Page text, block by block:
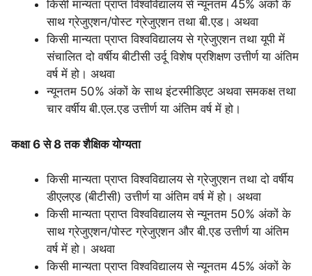
किसी मान्यता प्राप्त विश्वविद्यालय से न्यूनतम 45% अंकों के
साथ ग्रेजुएशन/पोस्ट ग्रेजुएशन तथा बी.एड। अथवा
किसी मान्यता प्राप्त विश्वविद्यालय से ग्रेजुएशन तथा यूपी में
संचालित दो वर्षीय बीटीसी उर्दू विशेष प्रशिक्षण उत्तीर्ण या अंतिम
वर्ष में हो। अथवा
न्यूनतम 50% अंकों के साथ इंटरमीडिएट अथवा समकक्ष तथा
चार वर्षीय बी.एल.एड उत्तीर्ण या अंतिम वर्ष में हो।
कक्षा 6 से 8 तकशैक्षिकयोग्यता
किसी मान्यता प्राप्त विश्वविद्यालय से ग्रेजुएशन तथा दो वर्षीय
डीएलएड (बीटीसी) उत्तीर्ण या अंतिम वर्ष में हो। अथवा
किसी मान्यता प्राप्त विश्वविद्यालय से न्यूनतम 50% अंकों के
साथ ग्रेजुएशन/पोस्ट ग्रेजुएशन और बी.एड उत्तीर्ण या अंतिम
वर्ष में हो। अथवा
किसी मान्यता प्राप्त विश्वविद्यालय से न्यूनतम 45% अंकों के